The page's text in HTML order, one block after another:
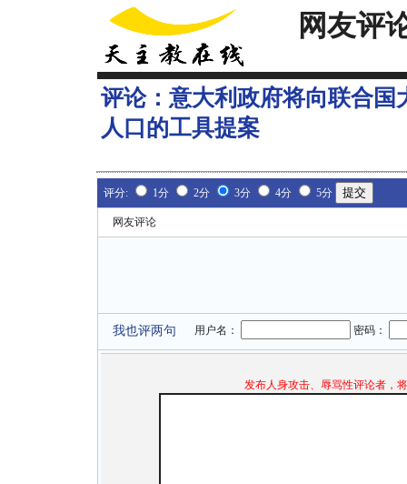
网友评
评论： 意大利政府将向联合国
人口的工具提案
评分: 1分 2分 3分 4分 5分
网友评论
我也评两句 用户名： 密码：
发布人身攻击、辱骂性评论者，